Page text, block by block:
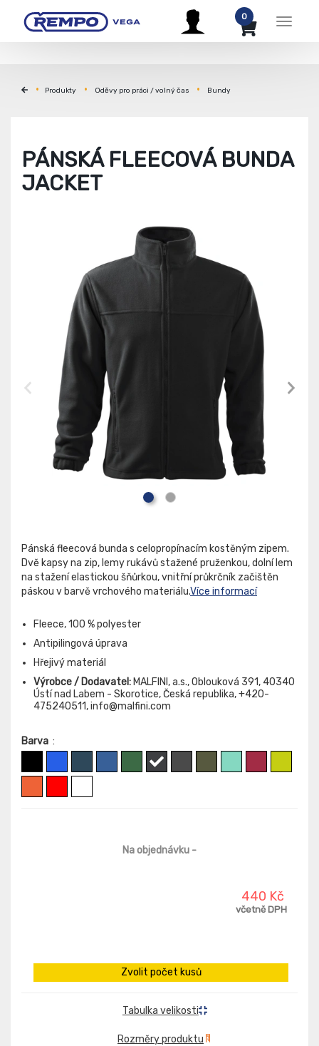
Menu
0
Produkty Oděvy pro práci / volný čas Bundy
PÁNSKÁ FLEECOVÁ BUNDA
JACKET
Pánská fleecová bunda s celopropínacím kostěným zipem.
Dvě kapsy na zip, lemy rukávů stažené pruženkou, dolní lem
na stažení elastickou šňůrkou, vnitřní průkrčník začištěn
páskou v barvě vrchového materiálu.Více informací
Fleece, 100 % polyester
Antipilingová úprava
Hřejivý materiál
Výrobce / Dodavatel: MALFINI, a.s., Oblouková 391, 40340
Ústí nad Labem - Skorotice, Česká republika, +420-
475240511, info@malfini.com
Barva :
Na objednávku -
440 Kč
včetně DPH
Zvolit počet kusů
Tabulka velikosti
Rozměry produktu